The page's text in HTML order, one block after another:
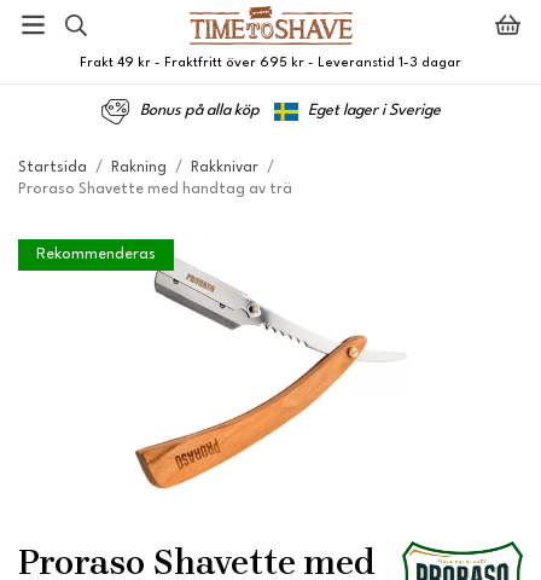
Frakt 49 kr - Fraktfritt över 695 kr - Leveranstid 1-3 dagar
Bonus på alla köp Eget lager i Sverige
Startsida / Rakning / Rakknivar
/
Proraso Shavette med handtag av trä
Rekommenderas
Proraso Shavette med